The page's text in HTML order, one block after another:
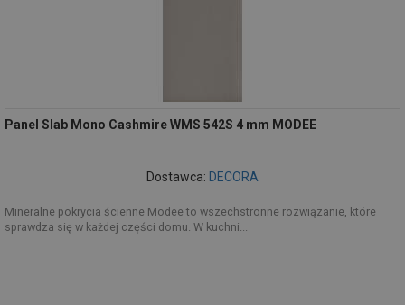
Panel Slab Mono Cashmire WMS 542S 4 mm MODEE
Dostawca: DECORA
Mineralne pokrycia ścienne Modee to wszechstronne rozwiązanie, które
sprawdza się w każdej części domu. W kuchni...